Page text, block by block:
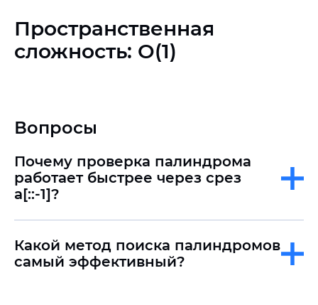
Пространственная
сложность: O(1)
Вопросы
Почему проверка палиндрома
работает быстрее через срез
a[::-1]?
Какой метод поиска палиндромов
самый эффективный?